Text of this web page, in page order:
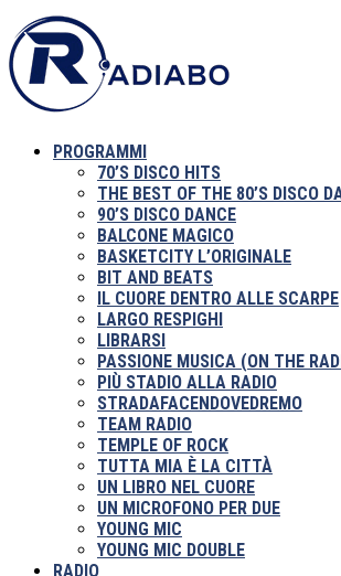
PROGRAMMI
70’S DISCO HITS
THE BEST OF THE 80’S DISCO
90’S DISCO DANCE
BALCONE MAGICO
BASKETCITY L’ORIGINALE
BIT AND BEATS
IL CUORE DENTRO ALLE SCARPE
LARGO RESPIGHI
LIBRARSI
PASSIONE MUSICA (ON THE
PIÙ STADIO ALLA RADIO
STRADAFACENDOVEDREMO
TEAM RADIO
TEMPLE OF ROCK
TUTTA MIA È LA CITTÀ
UN LIBRO NEL CUORE
UN MICROFONO PER DUE
YOUNG MIC
YOUNG MIC DOUBLE
RADIO